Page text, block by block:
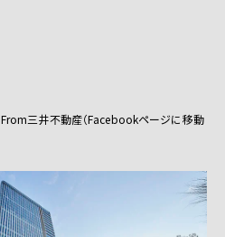
From三井不動産（Facebookページに移動